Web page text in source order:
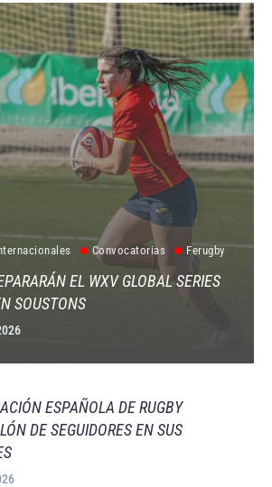
Convocatorias Ferugby
EL WXV GLOBAL SERIES
SOUSTONS
ESPAÑOLA DE RUGBY
DE SEGUIDORES EN SUS